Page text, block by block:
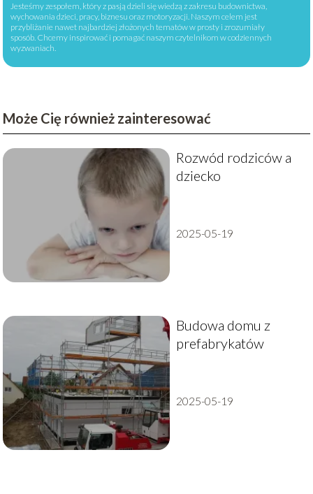
Jesteśmy zespołem, który z pasją dzieli się wiedzą z zakresu budownictwa,
wychowania dzieci, pracy, biznesu oraz motoryzacji. Naszym celem jest
przybliżanie nawet najbardziej złożonych tematów w prosty i zrozumiały
sposób. Chcemy inspirować i pomagać naszym czytelnikom w codziennych
wyzwaniach.
Może Cię również zainteresować
Rozwód rodziców a
dziecko
2025-05-19
Budowa domu z
prefabrykatów
2025-05-19